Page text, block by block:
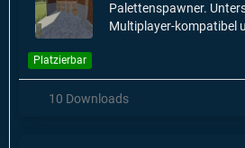
Palettenspawner.
Multiplayer-kompatibel
Platzierbar
10 Downloads